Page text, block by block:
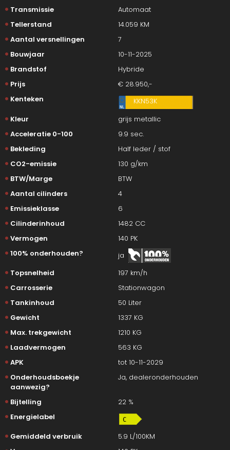
Transmissie
Automaat
Tellerstand
14.059 KM
Aantal versnellingen
7
Bouwjaar
10-11-2025
Brandstof
Hybride
Prijs
€ 28.950,-
Kenteken
KKN53K
Kleur
grijs metallic
Acceleratie 0-100
9.9 sec.
Bekleding
Half leder / stof
CO2-emissie
130 g/km
BTW/Marge
BTW
Aantal cilinders
4
Emissieklasse
6
Cilinderinhoud
1482 CC
Vermogen
140 PK
100% onderhouden?
ja
Topsnelheid
197 km/h
Carrosserie
Stationwagon
Tankinhoud
50 Liter
Gewicht
1337 KG
Max. trekgewicht
1210 KG
Laadvermogen
563 KG
APK
tot 10-11-2029
Onderhoudsboekje
aanwezig?
Ja, dealeronderhouden
Bijtelling
22 %
Energielabel
Gemiddeld verbruik
5.9 L/100KM